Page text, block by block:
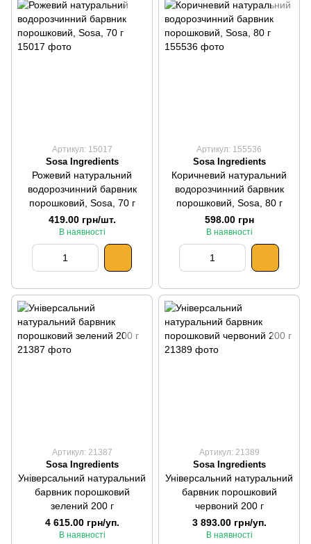
Артикул: 15017
Sosa Ingredients
Рожевий натуральний
водорозчинний барвник
порошковий, Sosa, 70 г
419.00 грн/шт.
В наявності
Артикул: 155536
Sosa Ingredients
Коричневий натуральний
водорозчинний барвник
порошковий, Sosa, 80 г
598.00 грн
В наявності
Артикул: 21387
Sosa Ingredients
Універсальний натуральний
барвник порошковий
зелений 200 г
4 615.00 грн/уп.
В наявності
Артикул: 21389
Sosa Ingredients
Універсальний натуральний
барвник порошковий
червоний 200 г
3 893.00 грн/уп.
В наявності